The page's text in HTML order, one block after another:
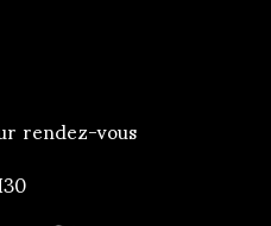
rendez-vous